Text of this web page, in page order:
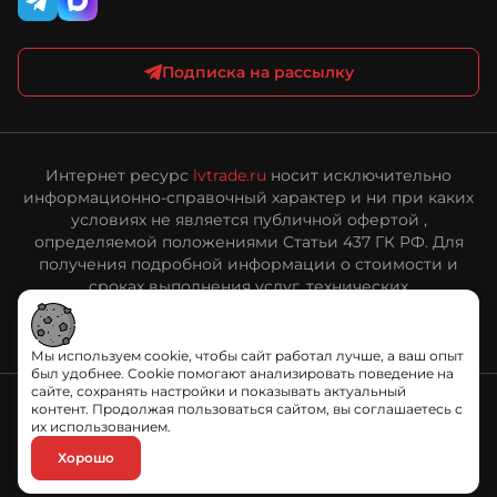
Подписка на рассылку
Интернет ресурс lvtrade.ru носит исключительно
информационно-справочный характер и ни при каких
условиях не является публичной офертой ,
определяемой положениями Статьи 437 ГК РФ. Для
получения подробной информации о стоимости и
сроках выполнения услуг, технических
характеристиках оборудования, пожалуйста,
обращайтесь к сотрудникам ООО «ЛВ Трейд».
Политика обработки персональных данных
Мы используем cookie, чтобы сайт работал лучше, а ваш опыт
был удобнее. Cookie помогают анализировать поведение на
сайте, сохранять настройки и показывать актуальный
контент. Продолжая пользоваться сайтом, вы соглашаетесь с
их использованием.
Хорошо